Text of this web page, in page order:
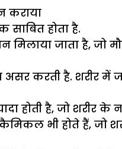
कराया
होता है.
जाता है, जो
असर करती है. शरीर
होती है, जो शरीर के
भी होते हैं, जो